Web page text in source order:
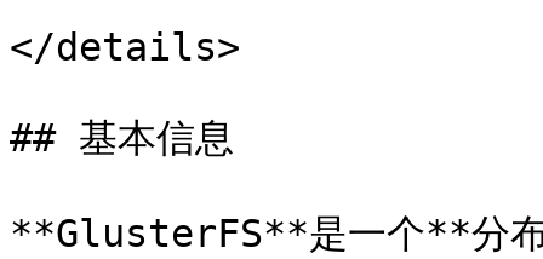
</details>
## 基本信息
**GlusterFS**是一个**分布